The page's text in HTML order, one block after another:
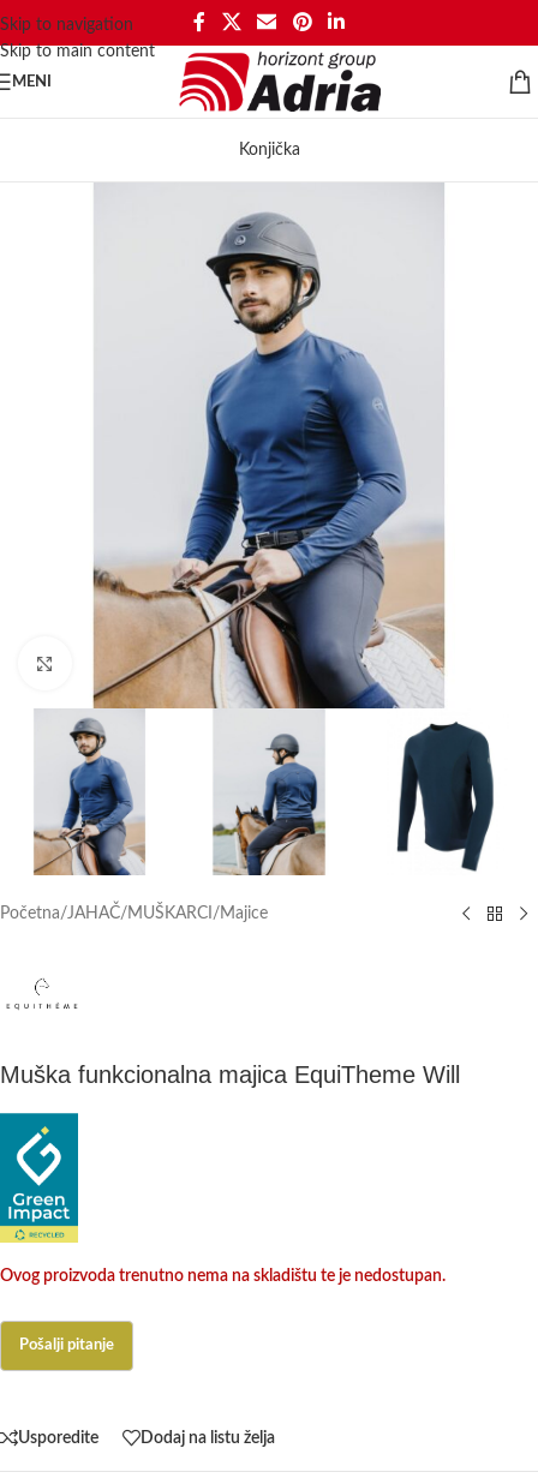
Skip to navigation
Skip to main content
MENI
Konjička
Click to enlarge
Početna/JAHAČ/ MUŠKARCI / Majice
Muška funkcionalna majica EquiTheme Will
Ovog proizvoda trenutno nema na skladištu te je nedostupan.
Usporedite Dodaj na listu želja